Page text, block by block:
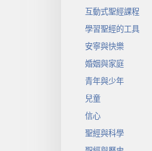
互動式聖經課程
學習聖經的工具
安寧與快樂
婚姻與家庭
青年與少年
兒童
信心
聖經與科學